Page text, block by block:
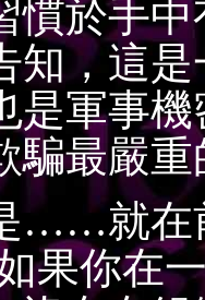
慣於手
知，這
是軍事
騙最嚴
就在前
果你在